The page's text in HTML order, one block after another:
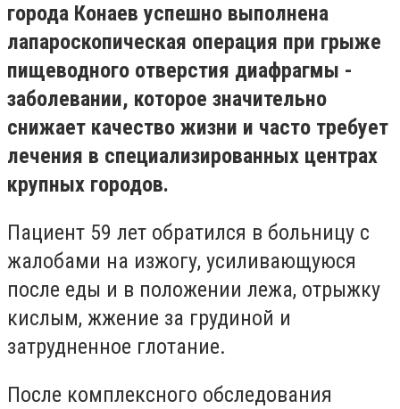
города Конаев успешно выполнена
лапароскопическая операция при грыже
пищеводного отверстия диафрагмы -
заболевании, которое значительно
снижает качество жизни и часто требует
лечения в специализированных центрах
крупных городов.
Пациент 59 лет обратился в больницу с
жалобами на изжогу, усиливающуюся
после еды и в положении лежа, отрыжку
кислым, жжение за грудиной и
затрудненное глотание.
После комплексного обследования